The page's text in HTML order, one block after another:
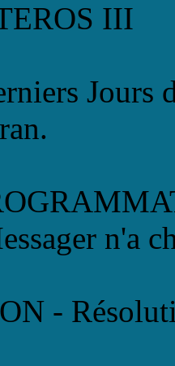
III
Jours
n'a
-